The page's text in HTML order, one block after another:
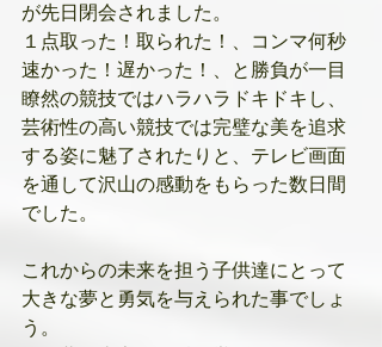
が先日閉会されました。
１点取った！取られた！、コンマ何秒
速かった！遅かった！、と勝負が一目
瞭然の競技ではハラハラドキドキし、
芸術性の高い競技では完璧な美を追求
する姿に魅了されたりと、テレビ画面
を通して沢山の感動をもらった数日間
でした。
これからの未来を担う子供達にとって
大きな夢と勇気を与えられた事でしょ
う。